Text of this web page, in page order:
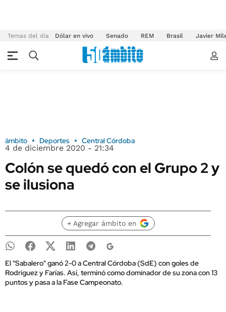
Temas del día Dólar en vivo Senado REM Brasil Javier
ámbito Deportes Central Córdoba
4 de diciembre 2020 - 21:34
Colón se quedó con el Grupo 2 y
se ilusiona
+ Agregar ámbito en
El "Sabalero" ganó 2-0 a Central Córdoba (SdE) con goles de
Rodríguez y Farías. Así, terminó como dominador de su zona con 13
puntos y pasa a la Fase Campeonato.